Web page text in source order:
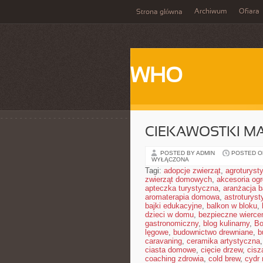
Strona główna Archiwum Ofiara
WHO
CIEKAWOSTKI
POSTED BY ADMIN POSTED
WYŁĄCZONA
Tagi: adopcje zwierząt,
zwierząt domowych, akcesoria
apteczka turystyczna, aranżacja
aromaterapia domowa,
bajki edukacyjne, balkon w bloku,
dzieci w domu, bezpieczne
gastronomiczny, blog kulinarny,
lęgowe, budownictwo drewniane,
caravaning, ceramika artystyczna,
ciasta domowe, cięcie drzew,
coaching zdrowia, cold brew, cydr